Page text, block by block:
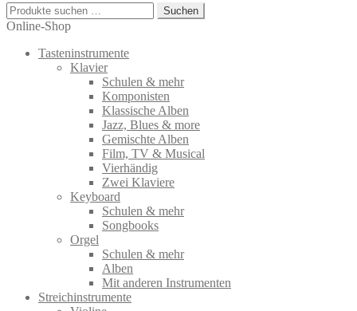
Suchen
nach:
Suchen
Online-Shop
Tasteninstrumente
Klavier
Schulen & mehr
Komponisten
Klassische Alben
Jazz, Blues & more
Gemischte Alben
Film, TV & Musical
Vierhändig
Zwei Klaviere
Keyboard
Schulen & mehr
Songbooks
Orgel
Schulen & mehr
Alben
Mit anderen Instrumenten
Streichinstrumente